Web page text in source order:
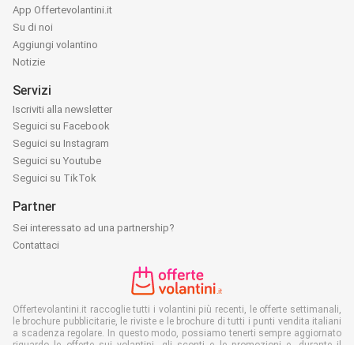
App Offertevolantini.it
Su di noi
Aggiungi volantino
Notizie
Servizi
Iscriviti alla newsletter
Seguici su Facebook
Seguici su Instagram
Seguici su Youtube
Seguici su TikTok
Partner
Sei interessato ad una partnership?
Contattaci
Offertevolantini.it raccoglie tutti i volantini più recenti, le offerte settimanali,
le brochure pubblicitarie, le riviste e le brochure di tutti i punti vendita italiani
a scadenza regolare. In questo modo, possiamo tenerti sempre aggiornato